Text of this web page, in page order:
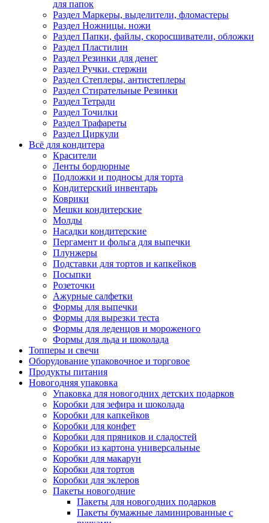
для папок
Раздел Маркеры, выделители, фломастеры
Раздел Ножницы. ножи
Раздел Папки, файлы, скоросшиватели, обложки
Раздел Пластилин
Раздел Резинки для денег
Раздел Ручки. стержни
Раздел Степлеры, антистеплеры
Раздел Стирательные Резинки
Раздел Тетради
Раздел Точилки
Раздел Трафареты
Раздел Циркули
Всё для кондитера
Красители
Ленты бордюрные
Подложки и подносы для торта
Кондитерский инвентарь
Коврики
Мешки кондитерские
Молды
Насадки кондитерские
Пергамент и фольга для выпечки
Плунжеры
Подставки для тортов и капкейков
Посыпки
Розеточки
Ажурные салфетки
Формы для выпечки
Формы для вырезки теста
Формы для леденцов и мороженого
Формы для льда и шоколада
Топперы и свечи
Оборудование упаковочное и торговое
Продукты питания
Новогодняя упаковка
Упаковка для новогодних детских подарков
Коробки для зефира и шоколада
Коробки для капкейков
Коробки для конфет
Коробки для пряников и сладостей
Коробки из картона универсальные
Коробки для макарун
Коробки для тортов
Коробки для эклеров
Пакеты новогодние
Пакеты для новогодних подарков
Пакеты бумажные ламинированные с